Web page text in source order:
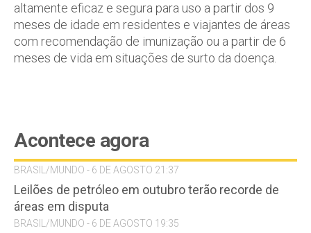
altamente eficaz e segura para uso a partir dos 9
meses de idade em residentes e viajantes de áreas
com recomendação de imunização ou a partir de 6
meses de vida em situações de surto da doença.
Acontece agora
BRASIL/MUNDO - 6 DE AGOSTO 21:37
Leilões de petróleo em outubro terão recorde de
áreas em disputa
BRASIL/MUNDO - 6 DE AGOSTO 19:35